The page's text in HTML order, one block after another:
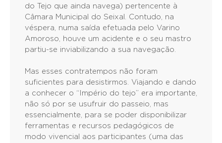
do Tejo que ainda navega) pertencente à
Câmara Municipal do Seixal. Contudo, na
véspera, numa saída efetuada pelo Varino
Amoroso, houve um acidente e o seu mastro
partiu-se inviabilizando a sua navegação.
Mas esses contratempos não foram
suficientes para desistirmos. Viajando e dando
a conhecer o “Império do tejo” era importante,
não só por se usufruir do passeio, mas
essencialmente, para se poder disponibilizar
ferramentas e recursos pedagógicos de
modo vivencial aos participantes (uma das